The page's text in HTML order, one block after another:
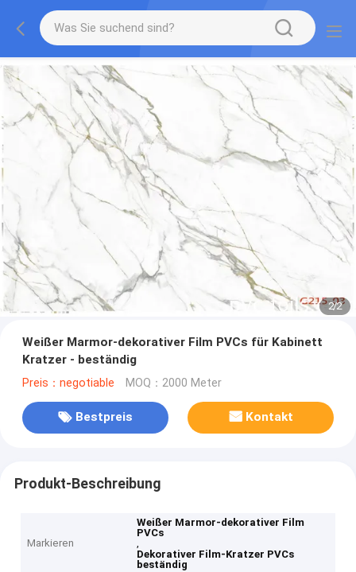
2/2
Weißer Marmor-dekorativer Film PVCs für Kabinett
Kratzer - beständig
Preis：negotiable MOQ：2000 Meter
Bestpreis Kontakt
Produkt-Beschreibung
Markieren
Weißer Marmor-dekorativer Film
PVCs
,
Dekorativer Film-Kratzer PVCs
beständig